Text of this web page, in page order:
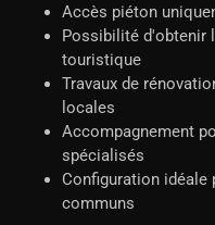
Accès piéton
Possibilité d'obtenir
touristique
Travaux de
locales
Accompagnement
spécialisés
Configuration idéale
communs